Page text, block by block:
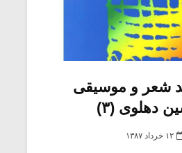
شعر و موسیقی
دهلوی (۳)
۱۲ خرداد ۱۳۸۷